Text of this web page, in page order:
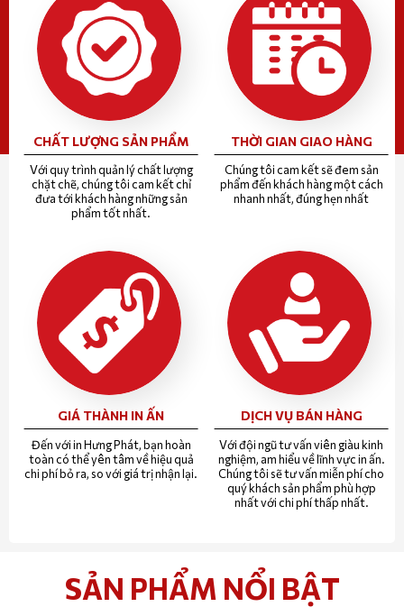
CHẤT LƯỢNG SẢN PHẨM
Với quy trình quản lý chất lượng
chặt chẽ, chúng tôi cam kết chỉ
đưa tới khách hàng những sản
phẩm tốt nhất.
THỜI GIAN GIAO HÀNG
Chúng tôi cam kết sẽ đem sản
phẩm đến khách hàng một cách
nhanh nhất, đúng hẹn nhất
GIÁ THÀNH IN ẤN
Đến với in Hưng Phát, bạn hoàn
toàn có thể yên tâm về hiệu quả
chi phí bỏ ra, so với giá trị nhận lại.
DỊCH VỤ BÁN HÀNG
Với đội ngũ tư vấn viên giàu kinh
nghiệm, am hiểu về lĩnh vực in ấn.
Chúng tôi sẽ tư vấn miễn phí cho
quý khách sản phẩm phù hợp
nhất với chi phí thấp nhất.
SẢN PHẨM NỔI BẬT